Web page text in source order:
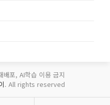
포, AI학습 이용 금지
. All rights reserved